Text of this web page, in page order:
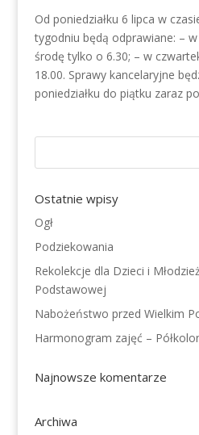
Od poniedziałku 6 lipca w
tygodniu będą odprawiane: –
środę tylko o 6.30; – w
18.00. Sprawy kancelaryjne
poniedziałku do piątku zaraz
Ostatnie wpisy
Ogł
Podziekowania
Rekolekcje dla Dzieci i
Podstawowej
Nabożeństwo przed Wielkim
Harmonogram zajęć –
Najnowsze komentarze
Archiwa